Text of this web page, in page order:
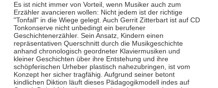
Es ist nicht immer von Vorteil, wenn Musiker auch zum
Erzähler avancieren wollen: Nicht jedem ist der richtige
"Tonfall" in die Wiege gelegt. Auch Gerrit Zitterbart ist auf CD
Tonkonserve nicht unbedingt ein berufener
Geschichtenerzähler. Sein Ansatz, Kindern einen
repräsentativen Querschnitt durch die Musikgeschichte
anhand chronologisch geordneter Klaviermusiken und
kleiner Geschichten über ihre Entstehung und ihre
schöpferischen Urheber plastisch nahezubringen, ist vom
Konzept her sicher tragfähig. Aufgrund seiner betont
kindlichen Diktion läuft dieses Pädagogikmodell indes auf